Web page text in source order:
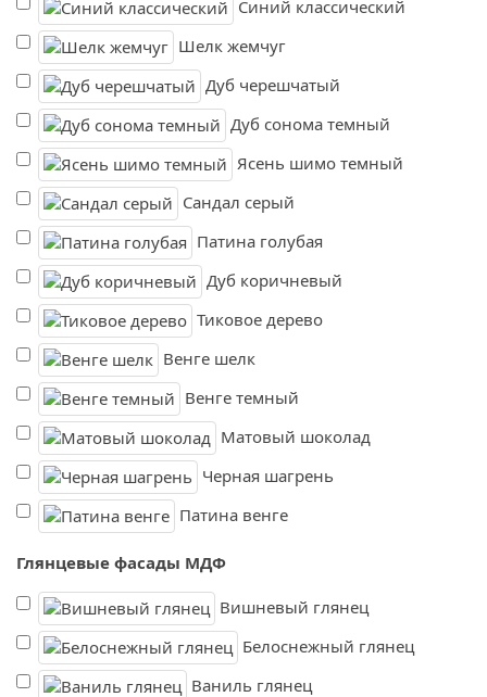
Синий классический
Шелк жемчуг
Дуб черешчатый
Дуб сонома темный
Ясень шимо темный
Сандал серый
Патина голубая
Дуб коричневый
Тиковое дерево
Венге шелк
Венге темный
Матовый шоколад
Черная шагрень
Патина венге
Глянцевые фасады МДФ
Вишневый глянец
Белоснежный глянец
Ваниль глянец